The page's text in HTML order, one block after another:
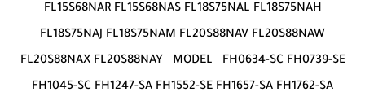
FL15S68NAR FL15S68NAS FL18S75NAL FL18S75NAH
FL18S75NAJ FL18S75NAM FL20S88NAV FL20S88NAW
FL20S88NAX FL20S88NAY MODEL FH0634-SC FH0739-SE
FH1045-SC FH1247-SA FH1552-SE FH1657-SA FH1762-SA